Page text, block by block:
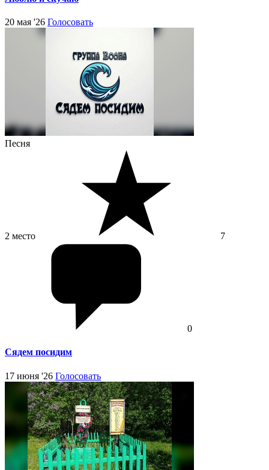
20 мая '26 Голосовать
Песня
2 место 7
0
Сядем посидим
17 июня '26 Голосовать